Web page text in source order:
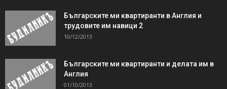
Българските ми квартиранти в Англия и
трудовите им навици 2
10/12/2013
Българските ми квартиранти и делата им в
Англия
01/10/2013